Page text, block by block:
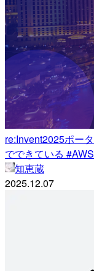
re:Invent2025ポー
でできている
知恵蔵
2025.12.07